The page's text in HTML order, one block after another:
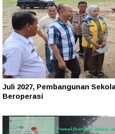
Juli 2027, Pembangunan
Beroperasi